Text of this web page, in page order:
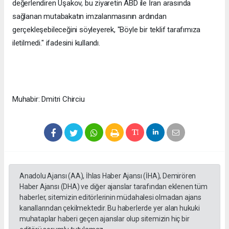
değerlendiren Uşakov, bu ziyaretin ABD ile İran arasında
sağlanan mutabakatın imzalanmasının ardından
gerçekleşebileceğini söyleyerek, "Böyle bir teklif tarafımıza
iletilmedi." ifadesini kullandı.
Muhabir: Dmitri Chirciu
Anadolu Ajansı (AA), İhlas Haber Ajansı (İHA), Demirören
Haber Ajansı (DHA) ve diğer ajanslar tarafından eklenen tüm
haberler, sitemizin editörlerinin müdahalesi olmadan ajans
kanallarından çekilmektedir. Bu haberlerde yer alan hukuki
muhataplar haberi geçen ajanslar olup sitemizin hiç bir